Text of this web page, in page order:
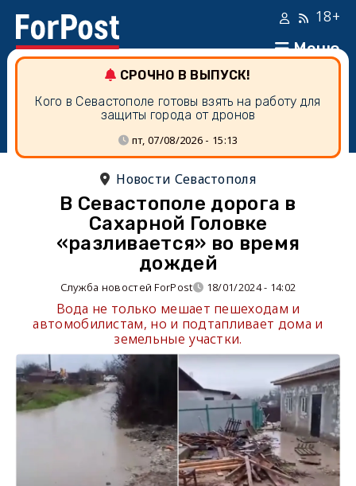
Меню
18+
СРОЧНО В ВЫПУСК!
Кого в Севастополе готовы взять на работу для
защиты города от дронов
пт, 07/08/2026 - 15:13
Новости Севастополя
В Севастополе дорога в
Сахарной Головке
«разливается» во время
дождей
Служба новостей ForPost 18/01/2024 - 14:02
Вода не только мешает пешеходам и
автомобилистам, но и подтапливает дома и
земельные участки.